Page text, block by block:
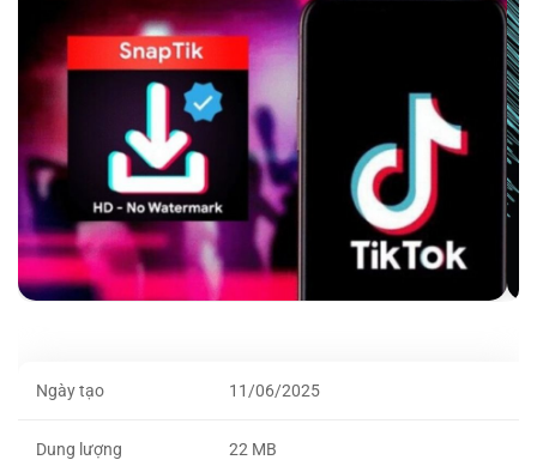
Ngày tạo 11/06/2025
Dung lượng 22 MB